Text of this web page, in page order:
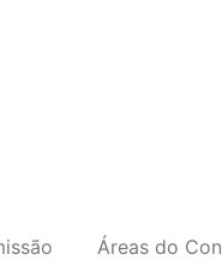
Áreas do